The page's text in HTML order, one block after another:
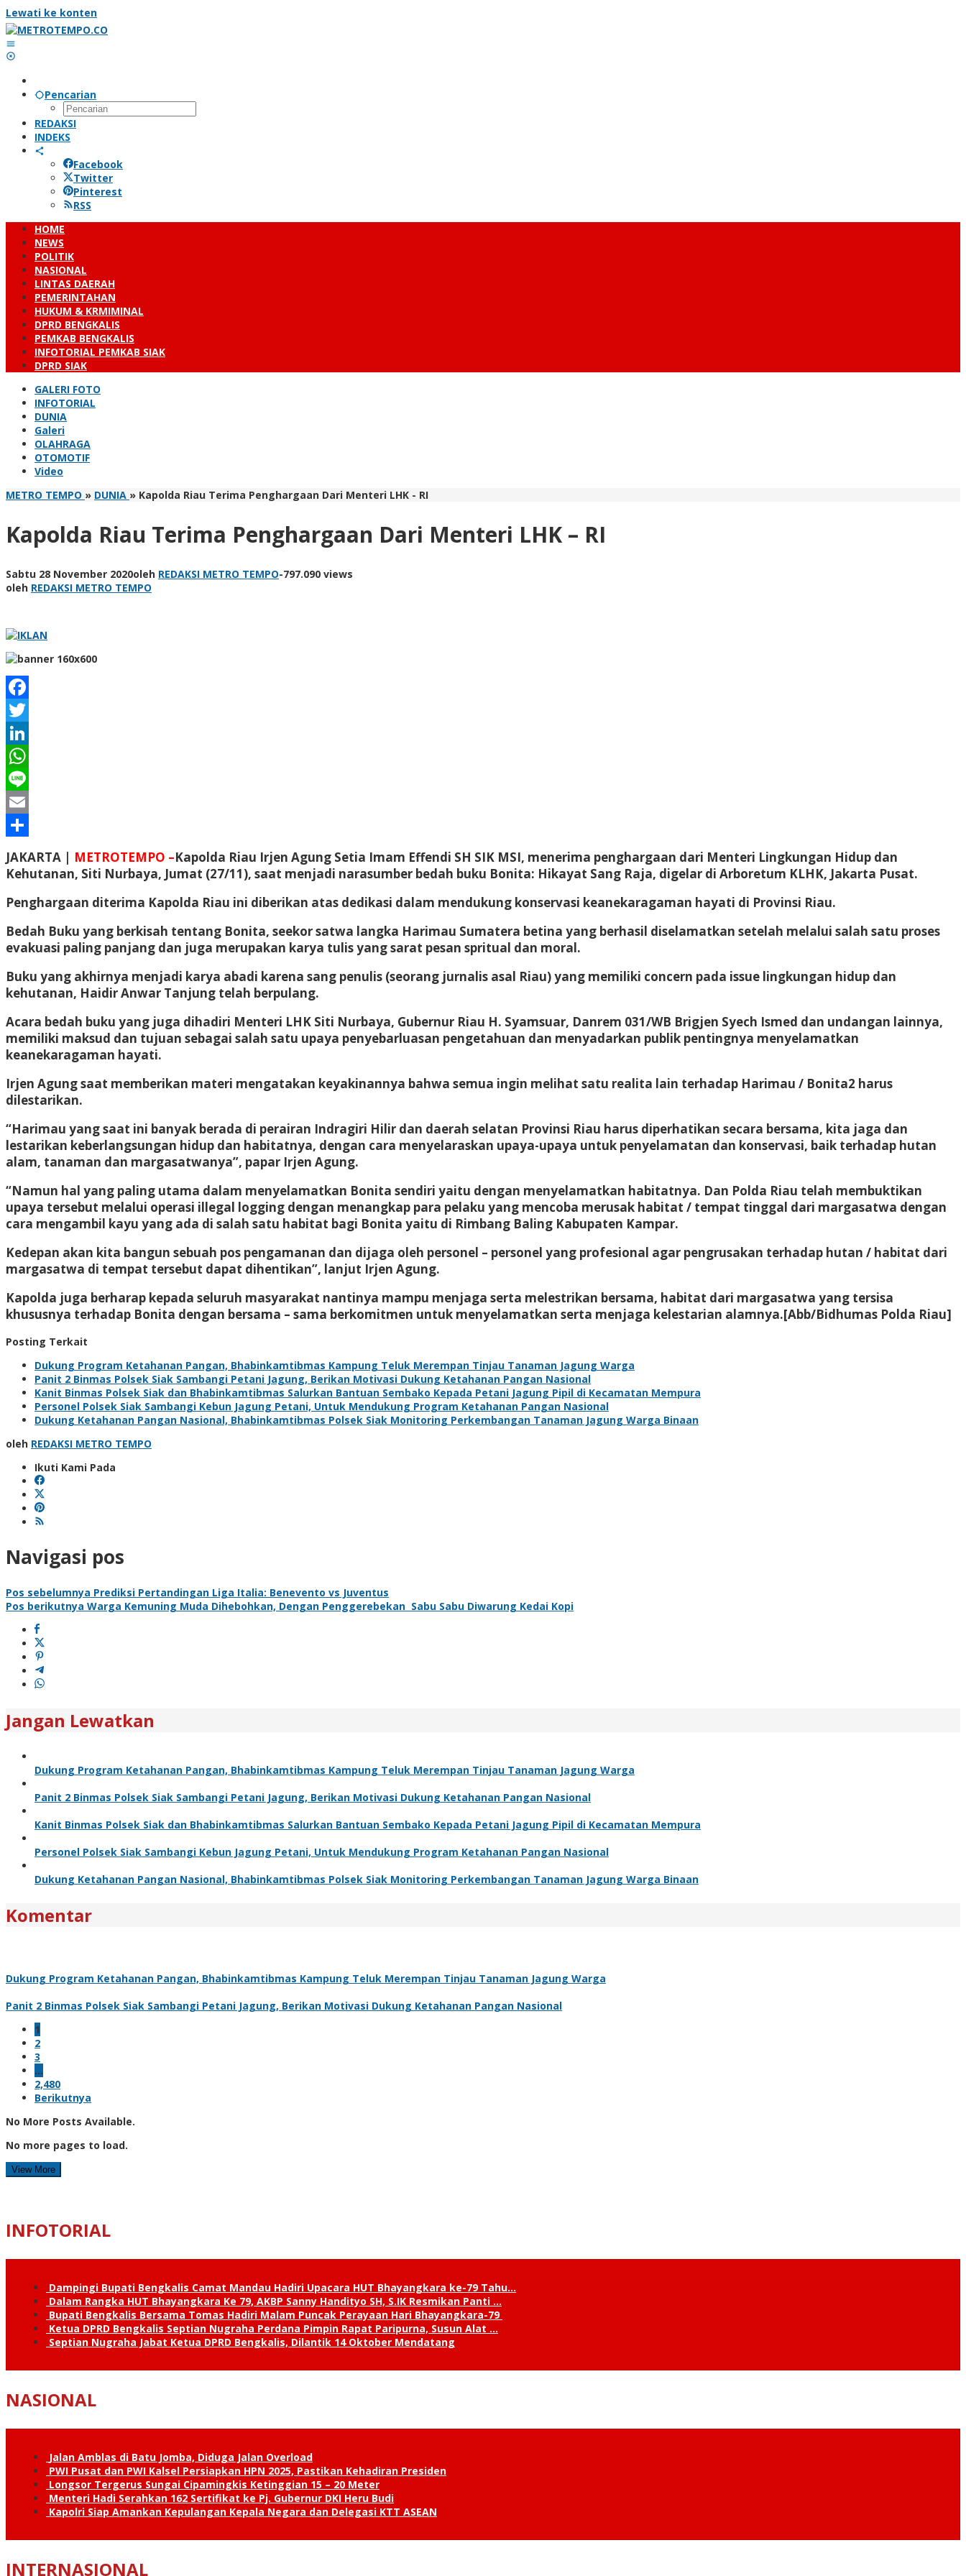
Lewati ke konten
Pencarian
REDAKSI
INDEKS
Facebook
Twitter
Pinterest
RSS
HOME
NEWS
POLITIK
NASIONAL
LINTAS DAERAH
PEMERINTAHAN
HUKUM & KRMIMINAL
DPRD BENGKALIS
PEMKAB BENGKALIS
INFOTORIAL PEMKAB SIAK
DPRD SIAK
GALERI FOTO
INFOTORIAL
DUNIA
Galeri
OLAHRAGA
OTOMOTIF
Video
METRO TEMPO » DUNIA » Kapolda Riau Terima Penghargaan Dari Menteri LHK - RI
Kapolda Riau Terima Penghargaan Dari Menteri LHK – RI
Sabtu 28 November 2020oleh REDAKSI METRO TEMPO-797.090 views
oleh REDAKSI METRO TEMPO
Facebook
Twitter
LinkedIn
WhatsApp
Line
Email
JAKARTA | METROTEMPO –Kapolda Riau Irjen Agung Setia Imam Effendi SH SIK MSI, menerima penghargaan dari Menteri Lingkungan Hidup dan
Kehutanan, Siti Nurbaya, Jumat (27/11), saat menjadi narasumber bedah buku Bonita: Hikayat Sang Raja, digelar di Arboretum KLHK, Jakarta Pusat.
Penghargaan diterima Kapolda Riau ini diberikan atas dedikasi dalam mendukung konservasi keanekaragaman hayati di Provinsi Riau.
Bedah Buku yang berkisah tentang Bonita, seekor satwa langka Harimau Sumatera betina yang berhasil diselamatkan setelah melalui salah satu proses
evakuasi paling panjang dan juga merupakan karya tulis yang sarat pesan spritual dan moral.
Buku yang akhirnya menjadi karya abadi karena sang penulis (seorang jurnalis asal Riau) yang memiliki concern pada issue lingkungan hidup dan
kehutanan, Haidir Anwar Tanjung telah berpulang.
Acara bedah buku yang juga dihadiri Menteri LHK Siti Nurbaya, Gubernur Riau H. Syamsuar, Danrem 031/WB Brigjen Syech Ismed dan undangan lainnya,
memiliki maksud dan tujuan sebagai salah satu upaya penyebarluasan pengetahuan dan menyadarkan publik pentingnya menyelamatkan
keanekaragaman hayati.
Irjen Agung saat memberikan materi mengatakan keyakinannya bahwa semua ingin melihat satu realita lain terhadap Harimau / Bonita2 harus
dilestarikan.
“Harimau yang saat ini banyak berada di perairan Indragiri Hilir dan daerah selatan Provinsi Riau harus diperhatikan secara bersama, kita jaga dan
lestarikan keberlangsungan hidup dan habitatnya, dengan cara menyelaraskan upaya-upaya untuk penyelamatan dan konservasi, baik terhadap hutan
alam, tanaman dan margasatwanya”, papar Irjen Agung.
“Namun hal yang paling utama dalam menyelamatkan Bonita sendiri yaitu dengan menyelamatkan habitatnya. Dan Polda Riau telah membuktikan
upaya tersebut melalui operasi illegal logging dengan menangkap para pelaku yang mencoba merusak habitat / tempat tinggal dari margasatwa dengan
cara mengambil kayu yang ada di salah satu habitat bagi Bonita yaitu di Rimbang Baling Kabupaten Kampar.
Kedepan akan kita bangun sebuah pos pengamanan dan dijaga oleh personel – personel yang profesional agar pengrusakan terhadap hutan / habitat dari
margasatwa di tempat tersebut dapat dihentikan”, lanjut Irjen Agung.
Kapolda juga berharap kepada seluruh masyarakat nantinya mampu menjaga serta melestrikan bersama, habitat dari margasatwa yang tersisa
khususnya terhadap Bonita dengan bersama – sama berkomitmen untuk menyelamatkan serta menjaga kelestarian alamnya.[Abb/Bidhumas Polda Riau]
Posting Terkait
Dukung Program Ketahanan Pangan, Bhabinkamtibmas Kampung Teluk Merempan Tinjau Tanaman Jagung Warga
Panit 2 Binmas Polsek Siak Sambangi Petani Jagung, Berikan Motivasi Dukung Ketahanan Pangan Nasional
Kanit Binmas Polsek Siak dan Bhabinkamtibmas Salurkan Bantuan Sembako Kepada Petani Jagung Pipil di Kecamatan Mempura
Personel Polsek Siak Sambangi Kebun Jagung Petani, Untuk Mendukung Program Ketahanan Pangan Nasional
Dukung Ketahanan Pangan Nasional, Bhabinkamtibmas Polsek Siak Monitoring Perkembangan Tanaman Jagung Warga Binaan
oleh REDAKSI METRO TEMPO
Ikuti Kami Pada
Navigasi pos
Pos sebelumnya Prediksi Pertandingan Liga Italia: Benevento vs Juventus
Pos berikutnya Warga Kemuning Muda Dihebohkan, Dengan Penggerebekan Sabu Sabu Diwarung Kedai Kopi
Jangan Lewatkan
Dukung Program Ketahanan Pangan, Bhabinkamtibmas Kampung Teluk Merempan Tinjau Tanaman Jagung Warga
Panit 2 Binmas Polsek Siak Sambangi Petani Jagung, Berikan Motivasi Dukung Ketahanan Pangan Nasional
Kanit Binmas Polsek Siak dan Bhabinkamtibmas Salurkan Bantuan Sembako Kepada Petani Jagung Pipil di Kecamatan Mempura
Personel Polsek Siak Sambangi Kebun Jagung Petani, Untuk Mendukung Program Ketahanan Pangan Nasional
Dukung Ketahanan Pangan Nasional, Bhabinkamtibmas Polsek Siak Monitoring Perkembangan Tanaman Jagung Warga Binaan
Komentar
Dukung Program Ketahanan Pangan, Bhabinkamtibmas Kampung Teluk Merempan Tinjau Tanaman Jagung Warga
Panit 2 Binmas Polsek Siak Sambangi Petani Jagung, Berikan Motivasi Dukung Ketahanan Pangan Nasional
1
2
3
…
2,480
Berikutnya
No More Posts Available.
No more pages to load.
View More
INFOTORIAL
Dampingi Bupati Bengkalis Camat Mandau Hadiri Upacara HUT Bhayangkara ke-79 Tahu…
Dalam Rangka HUT Bhayangkara Ke 79, AKBP Sanny Handityo SH, S.IK Resmikan Panti …
Bupati Bengkalis Bersama Tomas Hadiri Malam Puncak Perayaan Hari Bhayangkara-79
Ketua DPRD Bengkalis Septian Nugraha Perdana Pimpin Rapat Paripurna, Susun Alat …
Septian Nugraha Jabat Ketua DPRD Bengkalis, Dilantik 14 Oktober Mendatang
NASIONAL
Jalan Amblas di Batu Jomba, Diduga Jalan Overload
PWI Pusat dan PWI Kalsel Persiapkan HPN 2025, Pastikan Kehadiran Presiden
Longsor Tergerus Sungai Cipamingkis Ketinggian 15 – 20 Meter
Menteri Hadi Serahkan 162 Sertifikat ke Pj. Gubernur DKI Heru Budi
Kapolri Siap Amankan Kepulangan Kepala Negara dan Delegasi KTT ASEAN
INTERNASIONAL